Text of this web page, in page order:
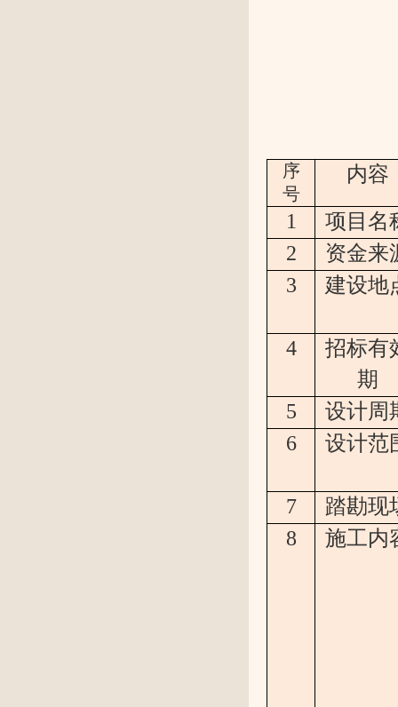
序
号
内容
1
项目名
2
资金来
3
建设地
4
招标有
期
5
设计周
6
设计范
7
踏勘现
8
施工内